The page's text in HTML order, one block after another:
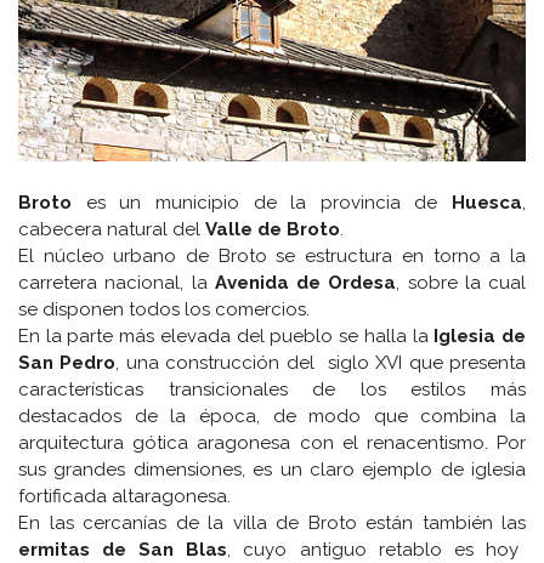
Broto es un municipio de la provincia de Huesca,
cabecera natural del Valle de Broto.
El núcleo urbano de Broto se estructura en torno a la
carretera nacional, la Avenida de Ordesa, sobre la cual
se disponen todos los comercios.
En la parte más elevada del pueblo se halla laIglesia de
San Pedro, una construcción del siglo XVI que presenta
características transicionales de los estilos más
destacados de la época, de modo que combina la
arquitectura gótica aragonesa con el renacentismo. Por
sus grandes dimensiones, es un claro ejemplo de iglesia
fortificada altaragonesa.
En las cercanías de la villa de Broto están también las
ermitas de San Blas, cuyo antiguo retablo es hoy